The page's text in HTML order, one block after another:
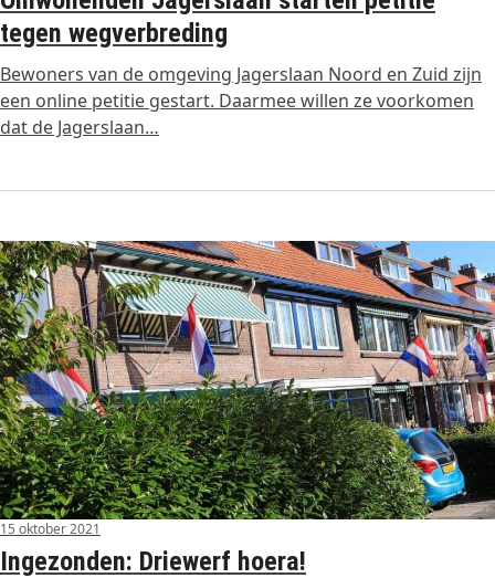
tegen wegverbreding
Bewoners van de omgeving Jagerslaan Noord en Zuid zijn
een online petitie gestart. Daarmee willen ze voorkomen
dat de Jagerslaan…
15 oktober 2021
Ingezonden: Driewerf hoera!